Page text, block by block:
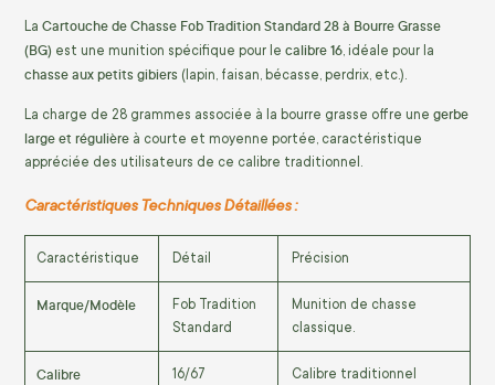
La Cartouche de Chasse Fob Tradition Standard 28 à Bourre Grasse
(BG) est une munition spécifique pour le calibre 16, idéale pour la
chasse aux petits gibiers (lapin, faisan, bécasse, perdrix, etc.).
La charge de 28 grammes associée à la bourre grasse offre une gerbe
large et régulière à courte et moyenne portée, caractéristique
appréciée des utilisateurs de ce calibre traditionnel.
Caractéristiques Techniques Détaillées :
Caractéristique Détail Précision
Marque/Modèle
Fob Tradition
Standard
Munition de chasse
classique.
Calibre 16/67
Calibre traditionnel